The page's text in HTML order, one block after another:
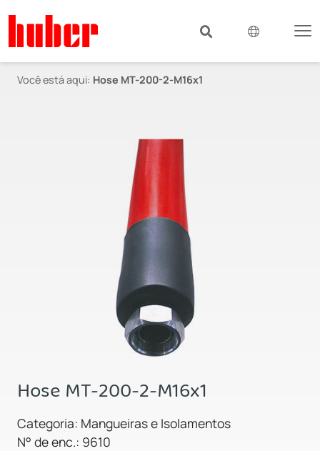
Você está aqui: Hose MT-200-2-M16x1
Hose MT-200-2-M16x1
Categoria: Mangueiras e Isolamentos
N° de enc.: 9610